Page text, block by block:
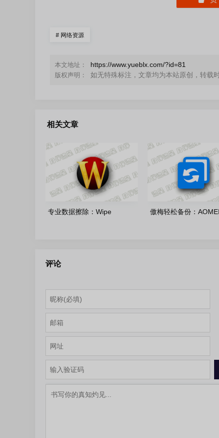
# 网络资源
本文地址： https://www.yueblx.com/?id=81
版权声明： 如无特殊标注，文章均为本站原创，转载
相关文章
专业数据擦除：Wipe
傲梅轻松备份：
评论